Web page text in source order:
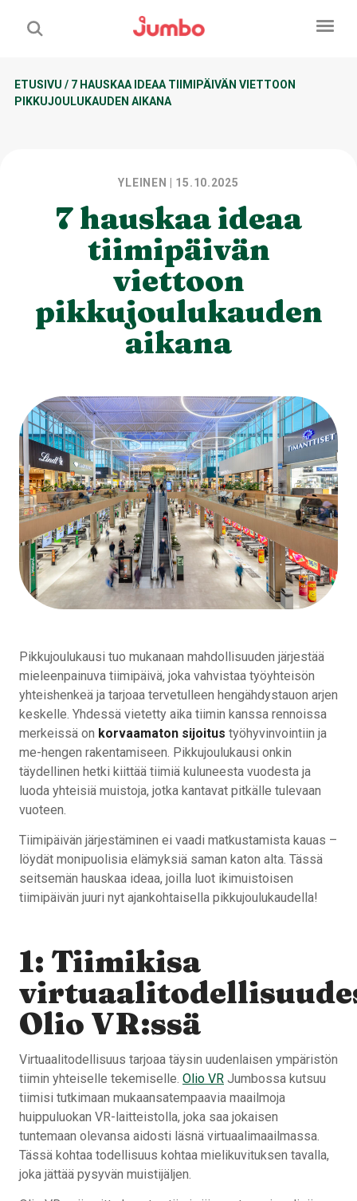
ETUSIVU / 7 HAUSKAA IDEAA TIIMIPÄIVÄN VIETTOON
PIKKUJOULUKAUDEN AIKANA
YLEINEN | 15.10.2025
7 hauskaa ideaa
tiimipäivän
viettoon
pikkujoulukauden
aikana
Pikkujoulukausi tuo mukanaan mahdollisuuden järjestää
mieleenpainuva tiimipäivä, joka vahvistaa työyhteisön
yhteishenkeä ja tarjoaa tervetulleen hengähdystauon arjen
keskelle. Yhdessä vietetty aika tiimin kanssa rennoissa
merkeissä on korvaamaton sijoitus työhyvinvointiin ja
me-hengen rakentamiseen. Pikkujoulukausi onkin
täydellinen hetki kiittää tiimiä kuluneesta vuodesta ja
luoda yhteisiä muistoja, jotka kantavat pitkälle tulevaan
vuoteen.
Tiimipäivän järjestäminen ei vaadi matkustamista kauas –
löydät monipuolisia elämyksiä saman katon alta. Tässä
seitsemän hauskaa ideaa, joilla luot ikimuistoisen
tiimipäivän juuri nyt ajankohtaisella pikkujoulukaudella!
1: Tiimikisa
Olio VR:ssä
Virtuaalitodellisuus tarjoaa täysin uudenlaisen ympäristön
tiimin yhteiselle tekemiselle. Olio VR Jumbossa kutsuu
tiimisi tutkimaan mukaansatempaavia maailmoja
huippuluokan VR-laitteistolla, joka saa jokaisen
tuntemaan olevansa aidosti läsnä virtuaalimaailmassa.
Tässä kohtaa todellisuus kohtaa mielikuvituksen tavalla,
joka jättää pysyvän muistijäljen.